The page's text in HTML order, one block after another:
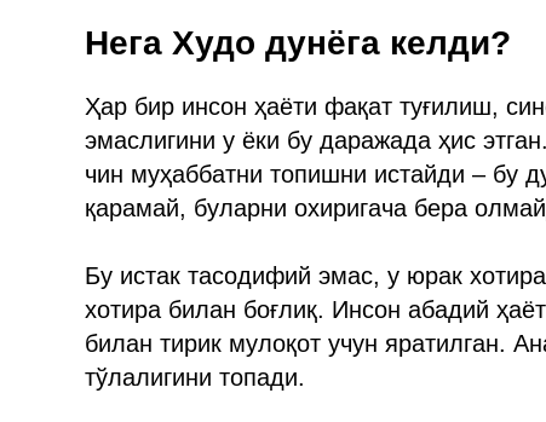
Нега Худо дунёга келди?
Ҳар бир инсон ҳаёти фақат туғилиш,
эмаслигини у ёки бу даражада ҳис
чин муҳаббатни топишни истайди – бу
қарамай, буларни охиригача бера
Бу истак тасодифий эмас, у юрак
хотира билан боғлиқ. Инсон абадий
билан тирик мулоқот учун яратилган.
тўлалигини топади.